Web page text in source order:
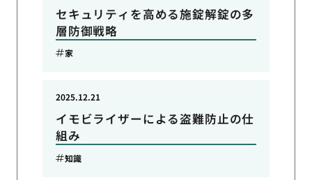
セキュリティを高める施錠解錠の多
層防御戦略
家
イモビライザーによる盗難防止の仕
組み
2025.12.21
知識